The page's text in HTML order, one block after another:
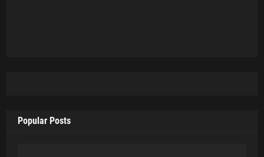
Popular Posts